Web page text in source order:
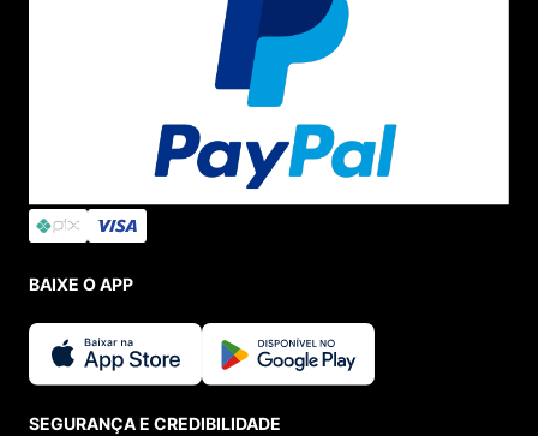
BAIXE O APP
SEGURANÇA E CREDIBILIDADE